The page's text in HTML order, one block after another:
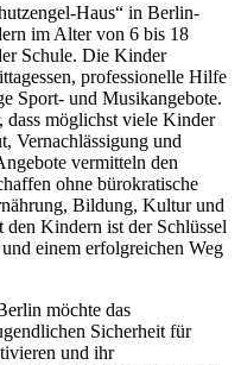
Haus“ in Berlin-
im Alter von 6 bis 18
Schule. Die Kinder
professionelle Hilfe
Sport- und Musikangebote.
dass möglichst viele Kinder
Vernachlässigung und
vermitteln den
ohne bürokratische
Bildung, Kultur und
Kindern ist der Schlüssel
einem erfolgreichen Weg
möchte das
Sicherheit für
und ihr